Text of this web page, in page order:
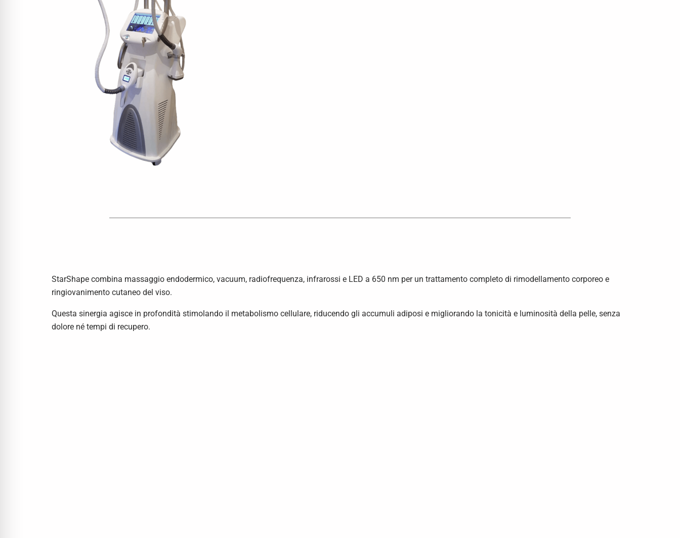
StarShape combina massaggio endodermico, vacuum, radiofrequenza, infrarossi e LED a 650 nm per un trattamento completo di rimodellamento corporeo e
ringiovanimento cutaneo del viso.
Questa sinergia agisce in profondità stimolando il metabolismo cellulare, riducendo gli accumuli adiposi e migliorando la tonicità e luminosità della pelle, senza
dolore né tempi di recupero.